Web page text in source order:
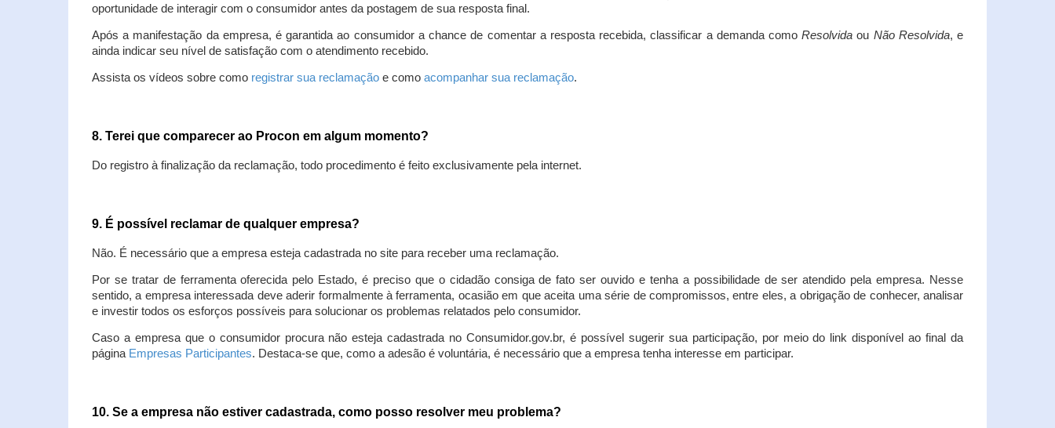
oportunidade de interagir com o consumidor antes da postagem de sua resposta final.
Após a manifestação da empresa, é garantida ao consumidor a chance de comentar a resposta recebida, classificar a demanda comoResolvida ou Não Resolvida, e
ainda indicar seu nível de satisfação com o atendimento recebido.
Assista os vídeos sobre como registrar sua reclamação e como acompanhar sua reclamação.
8. Terei que comparecer ao Procon em algum momento?
Do registro à finalização da reclamação, todo procedimento é feito exclusivamente pela internet.
9. É possível reclamar de qualquer empresa?
Não. É necessário que a empresa esteja cadastrada no site para receber uma reclamação.
Por se tratar de ferramenta oferecida pelo Estado, é preciso que o cidadão consiga de fato ser ouvido e tenha a possibilidade de ser atendido pela empresa. Nesse
sentido, a empresa interessada deve aderir formalmente à ferramenta, ocasião em que aceita uma série de compromissos, entre eles, a obrigação de conhecer, analisar
e investir todos os esforços possíveis para solucionar os problemas relatados pelo consumidor.
Caso a empresa que o consumidor procura não esteja cadastrada no Consumidor.gov.br, é possível sugerir sua participação, por meio do link disponível ao final da
página Empresas Participantes. Destaca-se que, como a adesão é voluntária, é necessário que a empresa tenha interesse em participar.
10. Se a empresa não estiver cadastrada, como posso resolver meu problema?